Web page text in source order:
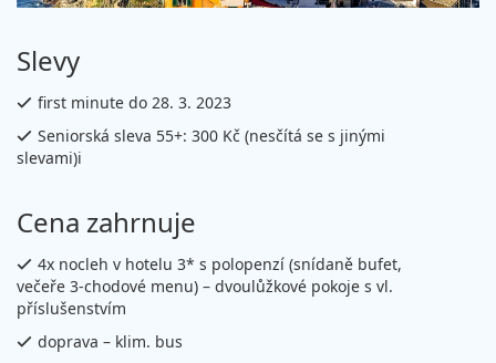
Slevy
first minute do 28. 3. 2023
Seniorská sleva 55+: 300 Kč (nesčítá se s jinými
slevami)i
Cena zahrnuje
4x nocleh v hotelu 3* s polopenzí (snídaně bufet,
večeře 3-chodové menu) – dvoulůžkové pokoje s vl.
příslušenstvím
doprava – klim. bus